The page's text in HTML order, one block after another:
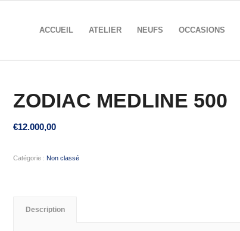
ACCUEIL ATELIER NEUFS OCCASIONS
ZODIAC MEDLINE 500
€12.000,00
Catégorie :Non classé
Description